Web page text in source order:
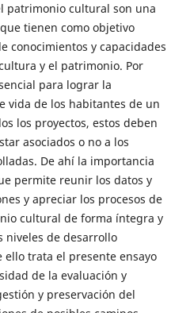
patrimonio cultural son una
tienen como objetivo
conocimientos y capacidades
y el patrimonio. Por
para lograr la
vida de los habitantes de un
los proyectos, estos deben
asociados o no a los
De ahí la importancia
permite reunir los datos y
y apreciar los procesos de
cultural de forma íntegra y
niveles de desarrollo
ello trata el presente ensayo
de la evaluación y
y preservación del